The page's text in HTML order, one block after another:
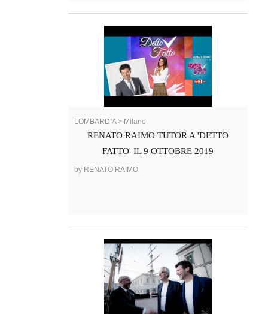
LOMBARDIA > Milano
RENATO RAIMO TUTOR A 'DETTO
FATTO' IL 9 OTTOBRE 2019
by RENATO RAIMO